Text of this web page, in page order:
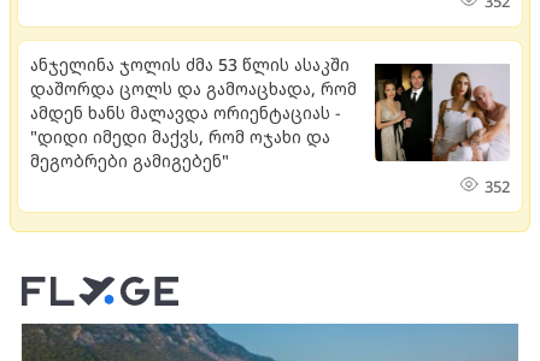
ანჯელინა ჯოლის ძმა 53 წლის ასაკში
დაშორდა ცოლს და გამოაცხადა, რომ
ამდენ ხანს მალავდა ორიენტაციას -
"დიდი იმედი მაქვს, რომ ოჯახი და
მეგობრები გამიგებენ"
352